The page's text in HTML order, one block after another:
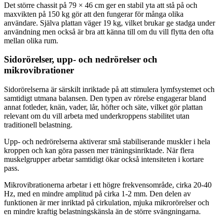
Det större chassit på 79 × 46 cm ger en stabil yta att stå på och
maxvikten på 150 kg gör att den fungerar för många olika
användare. Själva plattan väger 19 kg, vilket brukar ge stadga under
användning men också är bra att känna till om du vill flytta den ofta
mellan olika rum.
Sidorörelser, upp- och nedrörelser och
mikrovibrationer
Sidorörelserna är särskilt inriktade på att stimulera lymfsystemet och
samtidigt utmana balansen. Den typen av rörelse engagerar bland
annat fotleder, knän, vader, lår, höfter och säte, vilket gör plattan
relevant om du vill arbeta med underkroppens stabilitet utan
traditionell belastning.
Upp- och nedrörelserna aktiverar små stabiliserande muskler i hela
kroppen och kan göra passen mer träningsinriktade. När flera
muskelgrupper arbetar samtidigt ökar också intensiteten i kortare
pass.
Mikrovibrationerna arbetar i ett högre frekvensområde, cirka 20-40
Hz, med en mindre amplitud på cirka 1-2 mm. Den delen av
funktionen är mer inriktad på cirkulation, mjuka mikrorörelser och
en mindre kraftig belastningskänsla än de större svängningarna.